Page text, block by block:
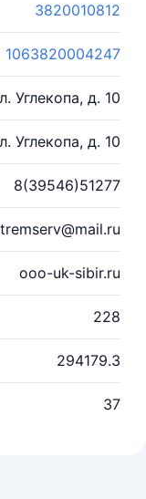
3820010812
1063820004247
Углекопа, д. 10
Углекопа, д. 10
8(39546)51277
ooo-uk-sibir.ru
228
294179.3
37